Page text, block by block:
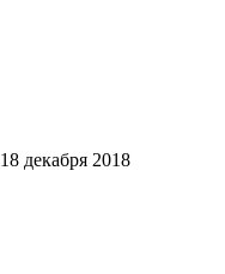
18 декабря 2018